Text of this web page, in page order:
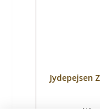
Jydepejsen